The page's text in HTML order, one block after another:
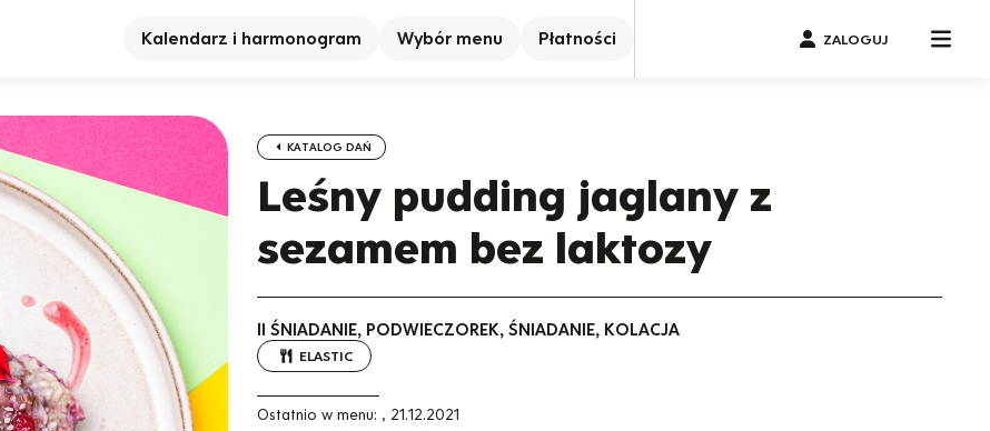
Kalendarz i harmonogram Wybór menu Płatności ZALOGUJ
KATALOG DAŃ
Leśny pudding jaglany z
sezamem bez laktozy
II ŚNIADANIE, PODWIECZOREK, ŚNIADANIE, KOLACJA
ELASTIC
Ostatnio w menu: , 21.12.2021